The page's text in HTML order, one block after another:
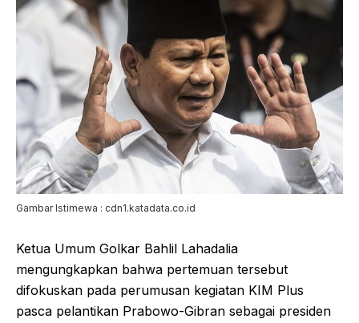
Gambar Istimewa : cdn1.katadata.co.id
Ketua Umum Golkar Bahlil Lahadalia
mengungkapkan bahwa pertemuan tersebut
difokuskan pada perumusan kegiatan KIM Plus
pasca pelantikan Prabowo-Gibran sebagai presiden